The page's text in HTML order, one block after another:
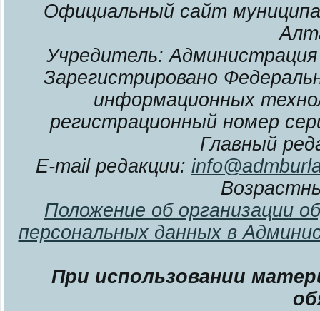
Официальный сайт
Учредитель: Администрация
Зарегистрировано
информационных
регистрационный номер
Главный
E-mail редакции:
Положение об организации
персональных данных в
При использовании